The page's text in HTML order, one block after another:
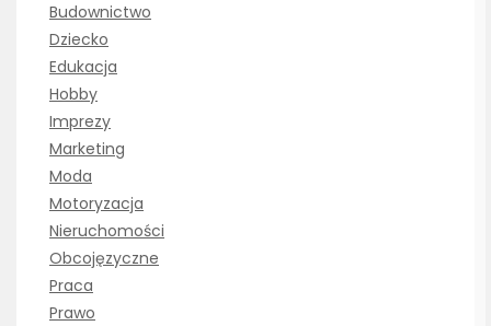
Budownictwo
Dziecko
Edukacja
Hobby
Imprezy
Marketing
Moda
Motoryzacja
Nieruchomości
Obcojęzyczne
Praca
Prawo